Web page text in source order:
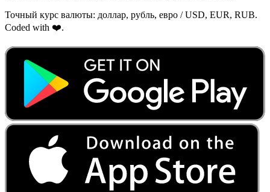
Точный курс валюты: доллар, рубль, евро / USD, EUR, RUB.
Coded with ❤️.